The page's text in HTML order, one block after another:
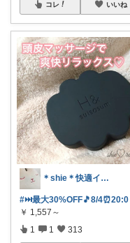
コレ いいね
＊shie＊快適インテリア＆雑貨グッズ
#⏭️最大30%OFF🎵8/4⏰️20:0
￥ 1,557～
1 1 313